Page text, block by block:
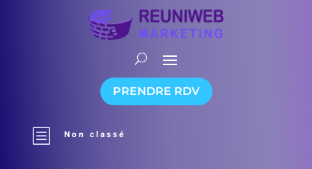
PRENDRE RDV
b Non classé